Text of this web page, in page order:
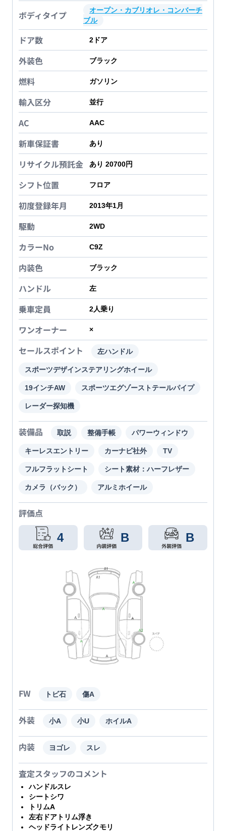
ボディタイプ
オープン・カブリオレ・コンバーチ
ブル
ドア数 2 ドア
外装色 ブラック
燃料 ガソリン
輸入区分 並行
AC AAC
新車保証書 あり
リサイクル預託金 あり 20700円
シフト位置 フロア
初度登録年月 2013年1月
駆動 2WD
カラーNo C9Z
内装色 ブラック
ハンドル 左
乗車定員 2人乗り
ワンオーナー ×
セールスポイント 左ハンドル
スポーツデザインステアリングホイール
19インチAW スポーツエグゾーストテールパイプ
レーダー探知機
装備品 取説 整備手帳 パワーウィンドウ
キーレスエントリー カーナビ社外 TV
フルフラットシート シート素材：ハーフレザー
カメラ（バック） アルミホイール
評価点
4 B B
FW トビ石 傷A
外装 小A 小U ホイルA
内装 ヨゴレ スレ
査定スタッフのコメント
ハンドルスレ
シートシワ
トリムA
左右ドアトリム浮き
ヘッドライトレンズクモリ